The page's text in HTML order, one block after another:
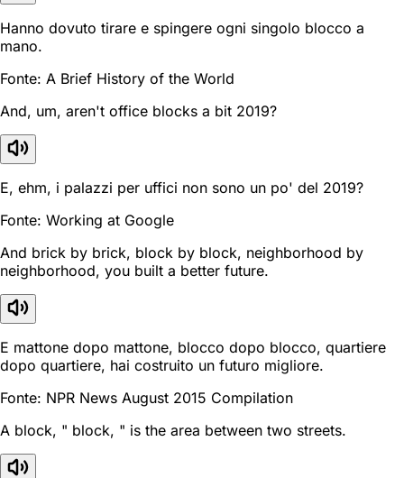
Hanno dovuto tirare e spingere ogni singolo blocco a
mano.
Fonte: A Brief History of the World
And, um, aren't office blocks a bit 2019?
E, ehm, i palazzi per uffici non sono un po' del 2019?
Fonte: Working at Google
And brick by brick, block by block, neighborhood by
neighborhood, you built a better future.
E mattone dopo mattone, blocco dopo blocco, quartiere
dopo quartiere, hai costruito un futuro migliore.
Fonte: NPR News August 2015 Compilation
A block, " block, " is the area between two streets.